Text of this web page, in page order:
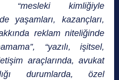
“mesleki kimliğiyle
yaşamları, kazançları,
reklam niteliğinde
“yazılı, işitsel,
araçlarında, avukat
durumlarda, özel